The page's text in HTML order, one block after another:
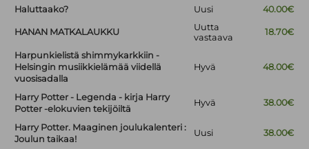
Haluttaako? Uusi 40.00€
HANAN MATKALAUKKU
Uutta
vastaava
18.70€
Harpunkielistä shimmykarkkiin -
Helsingin musiikkielämää viidellä
vuosisadalla
Hyvä 48.00€
Harry Potter - Legenda - kirja Harry
Potter -elokuvien tekijöiltä
Hyvä 38.00€
Harry Potter. Maaginen joulukalenteri :
Joulun taikaa!
Uusi 38.00€